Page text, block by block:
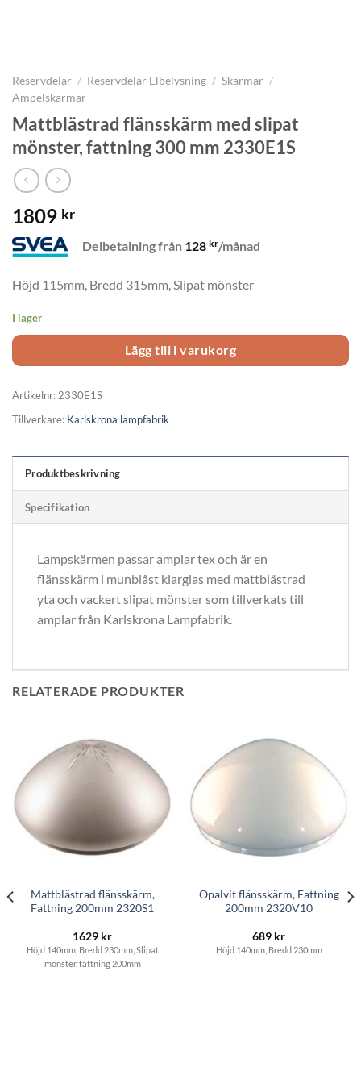
Reservdelar / Reservdelar Elbelysning / Skärmar /
Ampelskärmar
Mattblästrad flänsskärm med slipat
mönster, fattning 300 mm 2330E1S
1809 kr
Delbetalning från 128 kr/månad
Höjd 115mm, Bredd 315mm, Slipat mönster
I lager
Lägg till i varukorg
Artikelnr: 2330E1S
Tillverkare: Karlskrona lampfabrik
Produktbeskrivning
Specifikation
Lampskärmen passar amplar tex och är en
flänsskärm i munblåst klarglas med mattblästrad
yta och vackert slipat mönster som tillverkats till
amplar från Karlskrona Lampfabrik.
RELATERADE PRODUKTER
Mattblästrad flänsskärm,
Fattning 200mm 2320S1
1629 kr
Höjd 140mm, Bredd 230mm, Slipat
mönster, fattning 200mm
Opalvit flänsskärm, Fattning
200mm 2320V10
689 kr
Höjd 140mm, Bredd 230mm